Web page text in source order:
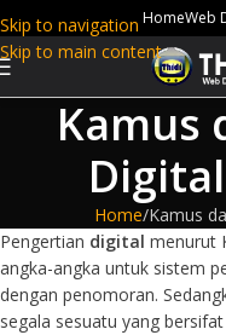
Skip to navigation
Skip to main content
HomeWeb
Kamus
Home Kamus
Pengertian digital menurut
angka-angka untuk sistem
dengan penomoran.
segala sesuatu yang